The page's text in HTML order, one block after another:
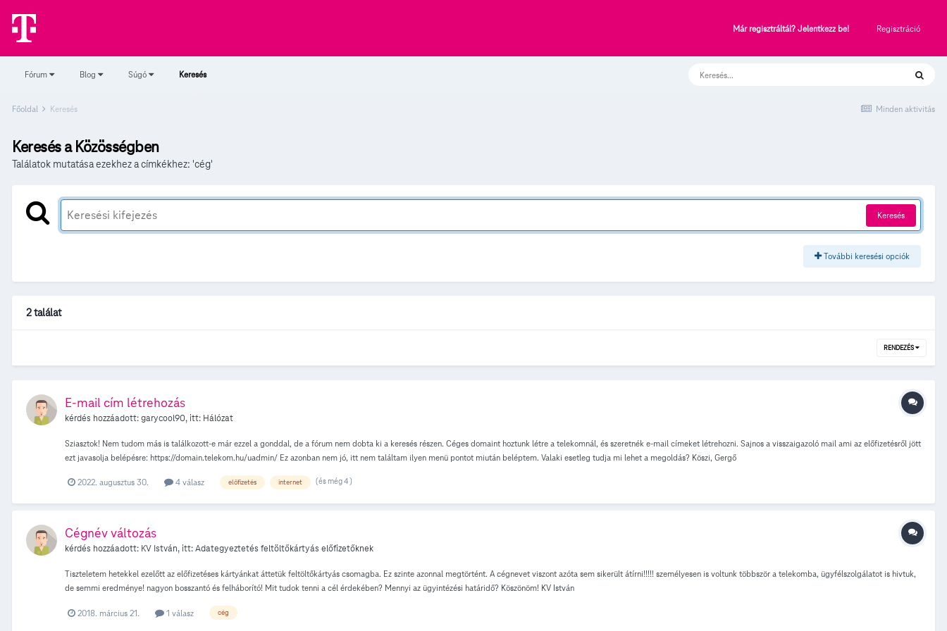
Már regisztráltál? Jelentkezz be! Regisztráció
Fórum Blog Súgó Keresés
Minden aktivitás
Főoldal Keresés
Keresés a Közösségben
Találatok mutatása ezekhez a címkékhez: 'cég'
Keresés
További keresési opciók
2 találat
RENDEZÉS
E-mail cím létrehozás
kérdés hozzáadott:garycool90, itt: Hálózat
Sziasztok! Nem tudom más is találkozott-e már ezzel a gonddal, de a fórum nem dobta ki a keresés részen. Céges domaint hoztunk létre a telekomnál, és szeretnék e-mail címeket létrehozni. Sajnos a visszaigazoló mail ami az előfizetésről jött
ezt javasolja belépésre: https://domain.telekom.hu/uadmin/ Ez azonban nem jó, itt nem találtam ilyen menü pontot miután beléptem. Valaki esetleg tudja mi lehet a megoldás? Köszi, Gergő
2022. augusztus 30. 4 válasz előfizetés internet (és még 4 )
Cégnév változás
kérdés hozzáadott: KV István, itt:Adategyeztetés feltöltőkártyás előfizetőknek
Tiszteletem hetekkel ezelőtt az előfizetéses kártyánkat áttetük feltöltőkártyás csomagba. Ez szinte azonnal megtörtént. A cégnevet viszont azóta sem sikerült átírni!!!!! személyesen is voltunk többször a telekomba, ügyfélszolgálatot is hivtuk,
de semmi eredménye! nagyon bosszantó és felháborító! Mit tudok tenni a cél érdekében? Mennyi az ügyintézési határidő? Köszönöm! KV István
2018. március 21. 1 válasz cég